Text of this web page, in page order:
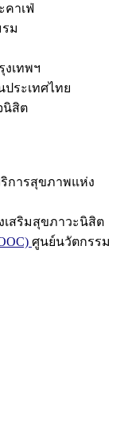
คาเฟ่
ม
เทพฯ
ระเทศไทย
นิสิต
การสุขภาพแห่ง
เสริมสุขภาวะนิสิต
ศูนย์นวัตกรรม